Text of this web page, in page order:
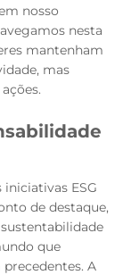
nosso
nesta
mantenham
mas
ESG
de destaque,
que
A